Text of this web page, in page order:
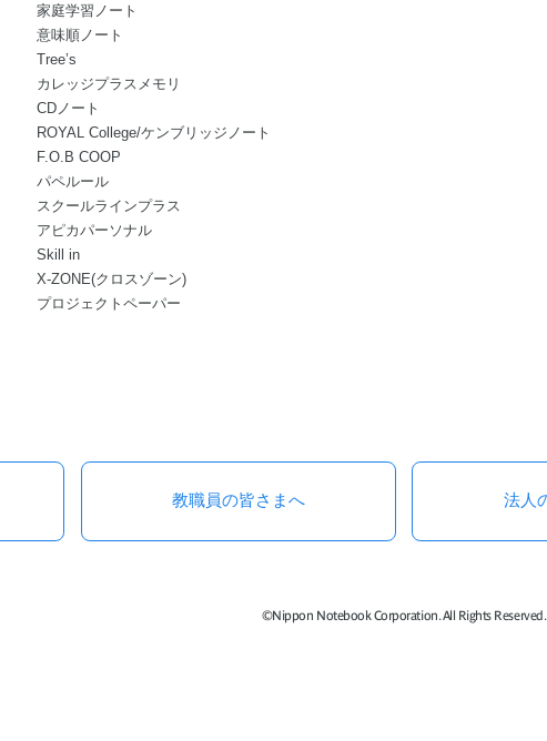
家庭学習ノート
意味順ノート
Tree’s
カレッジプラスメモリ
CDノート
ROYAL College/ケンブリッジノート
F.O.B COOP
パペルール
スクールラインプラス
アピカパーソナル
Skill in
X-ZONE(クロスゾーン)
プロジェクトペーパー
教職員の皆さまへ 法人
©Nippon Notebook Corporation. All Rights Reserved.